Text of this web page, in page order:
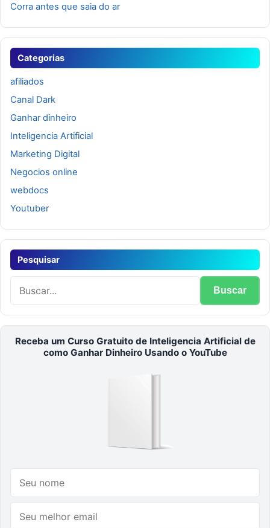
Corra antes que saia do ar
Categorias
afiliados
Canal Dark
Ganhar dinheiro
Inteligencia Artificial
Marketing Digital
Negocios online
webdocs
Youtuber
Pesquisar
Buscar
Receba um Curso Gratuito de Inteligencia Artificial de
como Ganhar Dinheiro Usando o YouTube